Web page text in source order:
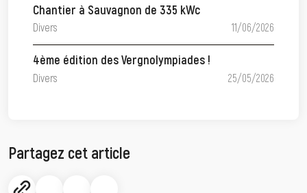
Chantier à Sauvagnon de 335 kWc
Divers 11/06/2026
4ème édition des Vergnolympiades !
Divers 25/05/2026
Partagez cet article